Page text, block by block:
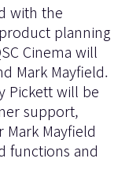
with the
planning
Cinema will
Mark Mayfield.
Pickett will be
support,
Mark Mayfield
functions and